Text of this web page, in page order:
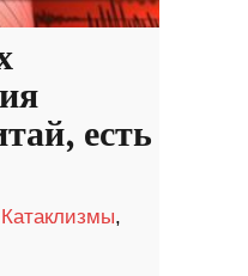
есть
Катаклизмы,